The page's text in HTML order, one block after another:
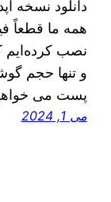
همه ما قطعاً
نصب کرده‌ایم
و تنها حجم
پست می‌
می 1, 2024